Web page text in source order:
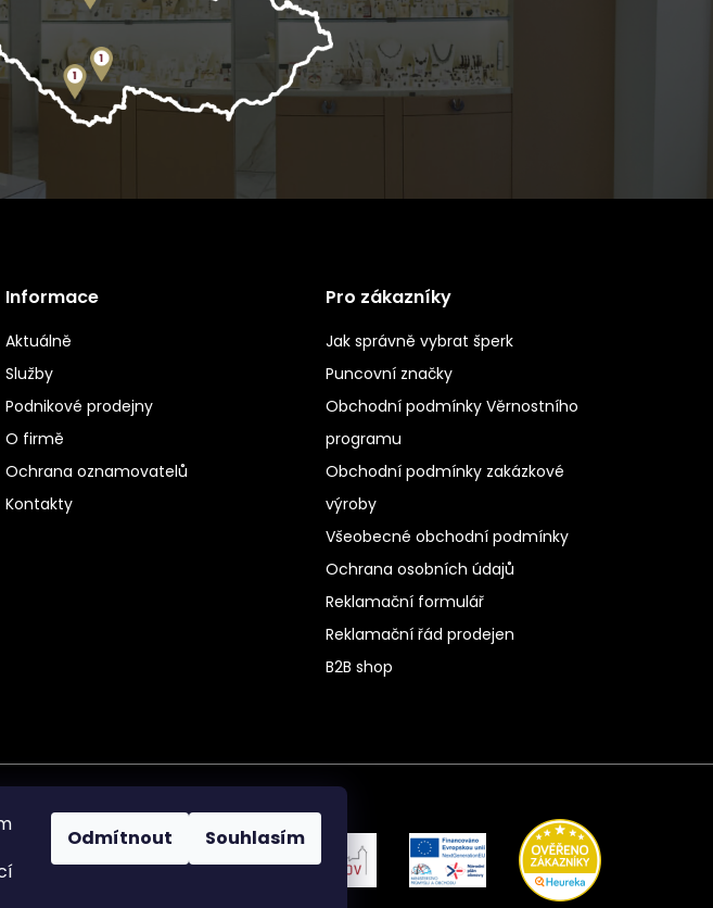
Odmítnout Souhlasím
Informace
Aktuálně
Služby
Podnikové prodejny
O firmě
Ochrana oznamovatelů
Kontakty
Pro zákazníky
Jak správně vybrat šperk
Puncovní značky
Obchodní podmínky Věrnostního
programu
Obchodní podmínky zakázkové
výroby
Všeobecné obchodní podmínky
Ochrana osobních údajů
Reklamační formulář
Reklamační řád prodejen
B2B shop